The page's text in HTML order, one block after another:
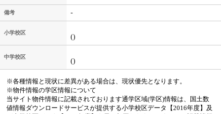
備考 -
小学校区
()
中学校区
()
※各種情報と現状に差異がある場合は、現状優先となります。
※物件情報の学区情報について
当サイト物件情報に記載されております通学区域(学区)情報は、国土数
値情報ダウンロードサービスが提供する小学校区データ【2016年度】及